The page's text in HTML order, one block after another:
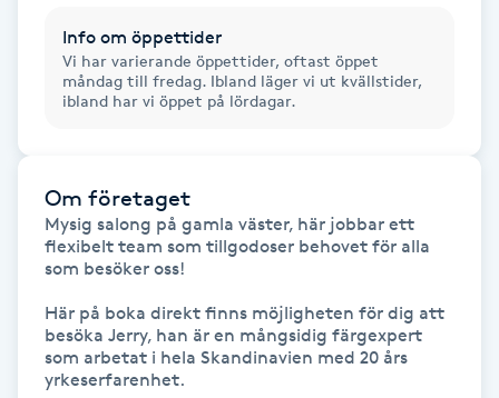
Funktionsanalys
Färgning
Föning
Gelenaglar
Info om öppettider
Vi har varierande öppettider, oftast öppet
måndag till fredag. Ibland läger vi ut kvällstider,
ibland har vi öppet på lördagar.
Om företaget
Mysig salong på gamla väster, här jobbar ett
flexibelt team som tillgodoser behovet för alla
som besöker oss!
Här på boka direkt finns möjligheten för dig att
besöka Jerry, han är en mångsidig färgexpert
som arbetat i hela Skandinavien med 20 års
yrkeserfarenhet.